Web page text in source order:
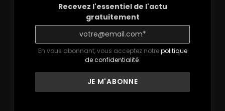
Recevez l'essentiel de l'actu
gratuitement
En vous abonnant, vous acceptez notrepolitique
de confidentialité.